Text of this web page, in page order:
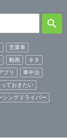
営業車
動画
ネタ
プリ
車中泊
ておきたい
シングドライバー